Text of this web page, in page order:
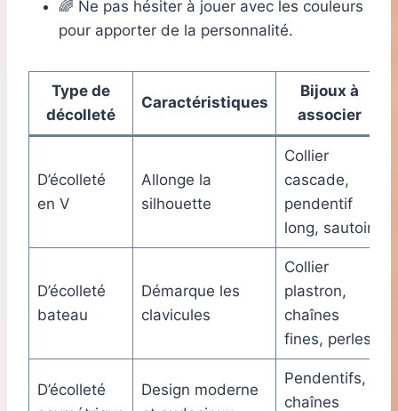
🌈 Ne pas hésiter à jouer avec les couleurs
pour apporter de la personnalité.
Type de
décolleté
Caractéristiques
Bijoux à
associer
D’écolleté
en V
Allonge la
silhouette
Collier
cascade,
pendentif
long, sautoir
D’écolleté
bateau
Démarque les
clavicules
Collier
plastron,
chaînes
fines, perles
D’écolleté
Design moderne
Pendentifs,
chaînes